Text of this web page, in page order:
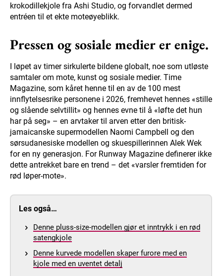
krokodillekjole fra Ashi Studio, og forvandlet dermed
entréen til et ekte moteøyeblikk.
Pressen og sosiale medier er enige.
I løpet av timer sirkulerte bildene globalt, noe som utløste
samtaler om mote, kunst og sosiale medier. Time
Magazine, som kåret henne til en av de 100 mest
innflytelsesrike personene i 2026, fremhevet hennes «stille
og slående selvtillit» og hennes evne til å «løfte det hun
har på seg» – en arvtaker til arven etter den britisk-
jamaicanske supermodellen Naomi Campbell og den
sørsudanesiske modellen og skuespillerinnen Alek Wek
for en ny generasjon. For Runway Magazine definerer ikke
dette antrekket bare en trend – det «varsler fremtiden for
rød løper-mote».
Les også…
Denne pluss-size-modellen gjør et inntrykk i en rød
satengkjole
Denne kurvede modellen skaper furore med en
kjole med en uventet detalj